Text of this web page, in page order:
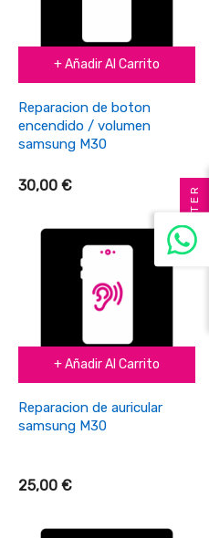
+ Añadir Al Carrito
Reparacion de boton
encendido / volumen
samsung M30
30,00 €
+ Añadir Al Carrito
Reparacion de auricular
samsung M30
25,00 €
FILTER